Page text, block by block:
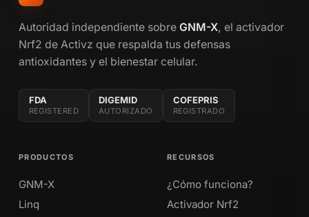
Autoridad independiente sobre GNM-X, el activador
Nrf2 de Activz que respalda tus defensas
antioxidantes y el bienestar celular.
FDA
REGISTERED
DIGEMID
AUTORIZADO
COFEPRIS
REGISTRADO
PRODUCTOS
GNM-X
Linq
RECURSOS
¿Cómo funciona?
Activador Nrf2